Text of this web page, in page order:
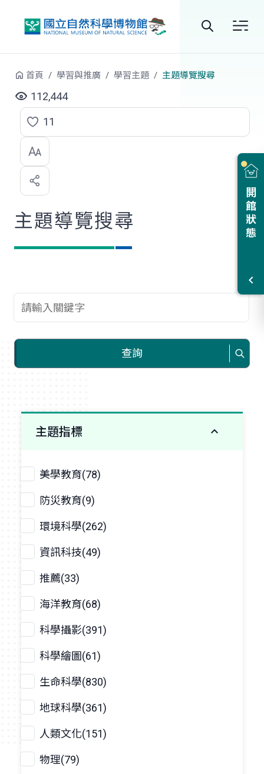
站
尋
開館狀態
首頁 學習與推廣 學習主題 主題導覽搜尋
112,444
點
選
喜
歡
11
主題導覽搜尋
查詢關鍵字
查詢
主題指標
美學教育(78)
防災教育(9)
環境科學(262)
資訊科技(49)
推薦(33)
海洋教育(68)
科學攝影(391)
科學繪圖(61)
生命科學(830)
地球科學(361)
人類文化(151)
物理(79)